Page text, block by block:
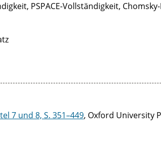
PSPACE-Vollständigkeit,
7 und 8, S. 351–449, Oxford University